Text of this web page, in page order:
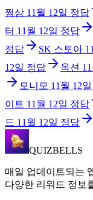
쩜삼 11월 12일 정답
터 11월 12일 정답
정답
SK 스토아
12일 정답 옥션
모니모 11월 12일
이트 11월 12일 정답
드 11월 12일 정답
QUIZBELLS
매일 업데이트되는
다양한 리워드 정보